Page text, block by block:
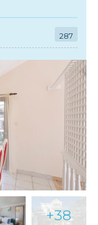
+38
287